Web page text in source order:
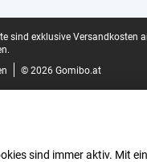
sind exklusive Versandkosten
© 2026 Gomibo.at
sind immer aktiv. Mit